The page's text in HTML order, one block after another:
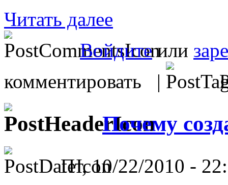
Читать далее
Войдитеили
комментировать |
Почему
Пт, 10/22/2010 -